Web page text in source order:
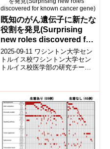
既知のがん遺伝子に新たな
役割を発見(Surprising
new roles discovered for
known cancer gene)
2025-09-11 ワシントン大学セン
トルイス校ワシントン大学セン
トルイス校医学部の研究チーム